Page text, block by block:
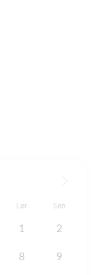
Lør Søn
1 2
8 9